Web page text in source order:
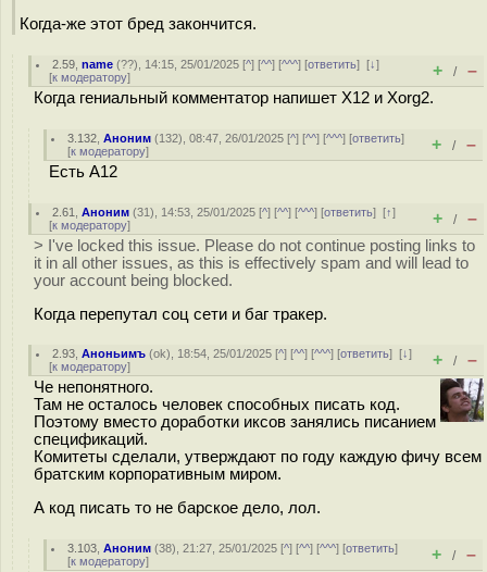
Когда-же этот бред закончится.
2.59 ,name (??), 14:15, 25/01/2025 [^] [^^] [^^^] [ответить][↓]
[к модератору] + / –
Когда гениальный комментатор напишет X12 и Xorg2.
3.132 ,Аноним (132), 08:47, 26/01/2025 [^] [^^] [^^^] [ответить]
[к модератору] + / –
Есть A12
2.61 ,Аноним (31), 14:53, 25/01/2025 [^] [^^] [^^^] [ответить][↑]
[к модератору] + / –
> I've locked this issue. Please do not continue posting links to
it in all other issues, as this is effectively spam and will lead to
your account being blocked.
Когда перепутал соц сети и баг тракер.
2.93 ,Аноньимъ (ok), 18:54, 25/01/2025 [^] [^^] [^^^] [ответить][↓]
[к модератору] + / –
Че непонятного.
Там не осталось человек способных писать код.
Поэтому вместо доработки иксов занялись писанием
спецификаций.
Комитеты сделали, утверждают по году каждую фичу всем
братским корпоративным миром.
А код писать то не барское дело, лол.
3.103 ,Аноним (38), 21:27, 25/01/2025 [^] [^^] [^^^] [ответить]
[к модератору] + / –